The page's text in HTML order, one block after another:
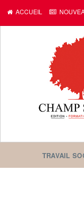
ACCUEIL
TRAVAIL